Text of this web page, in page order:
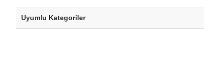
Uyumlu Kategoriler